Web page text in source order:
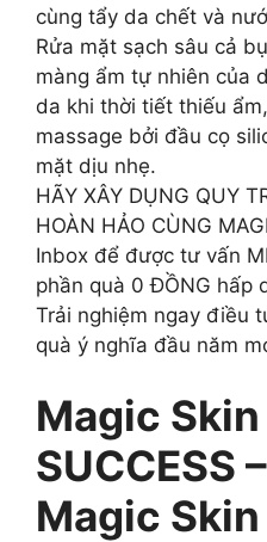
cùng tẩy da chết và
Rửa mặt sạch sâu cả
màng ẩm tự nhiên của
da khi thời tiết thiếu
massage bởi đầu cọ
mặt dịu nhẹ.
HÃY XÂY DỤNG QUY
HOÀN HẢO CÙNG
Inbox để được tư vấn
phần quà 0 ĐỒNG hấp
Trải nghiệm ngay điều
quà ý nghĩa đầu năm
Magic Skin
SUCCESS
Magic Skin